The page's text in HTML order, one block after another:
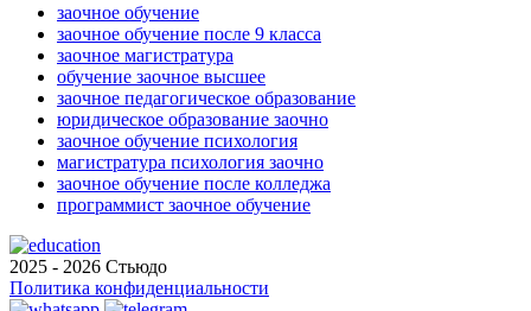
заочное обучение
заочное обучение после 9 класса
заочное магистратура
обучение заочное высшее
заочное педагогическое образование
юридическое образование заочно
заочное обучение психология
магистратура психология заочно
заочное обучение после колледжа
программист заочное обучение
2025 - 2026 Стьюдо
Политика конфиденциальности